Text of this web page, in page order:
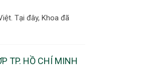
Tại đây, Khoa đã
TP. HỒ CHÍ MINH